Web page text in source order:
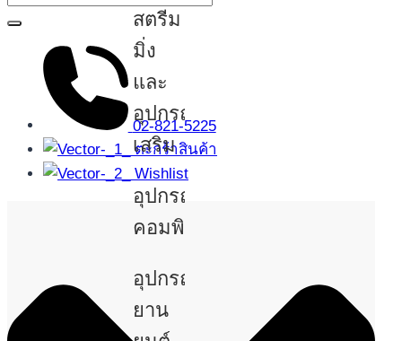
สตรีม
มิ่ง
และ
อุปกรณ์
เสริม
อุปกรณ์
คอมพิวเตอร์
อุปกรณ์
ยาน
02-821-5225
ตะกร้าสินค้า
Wishlist